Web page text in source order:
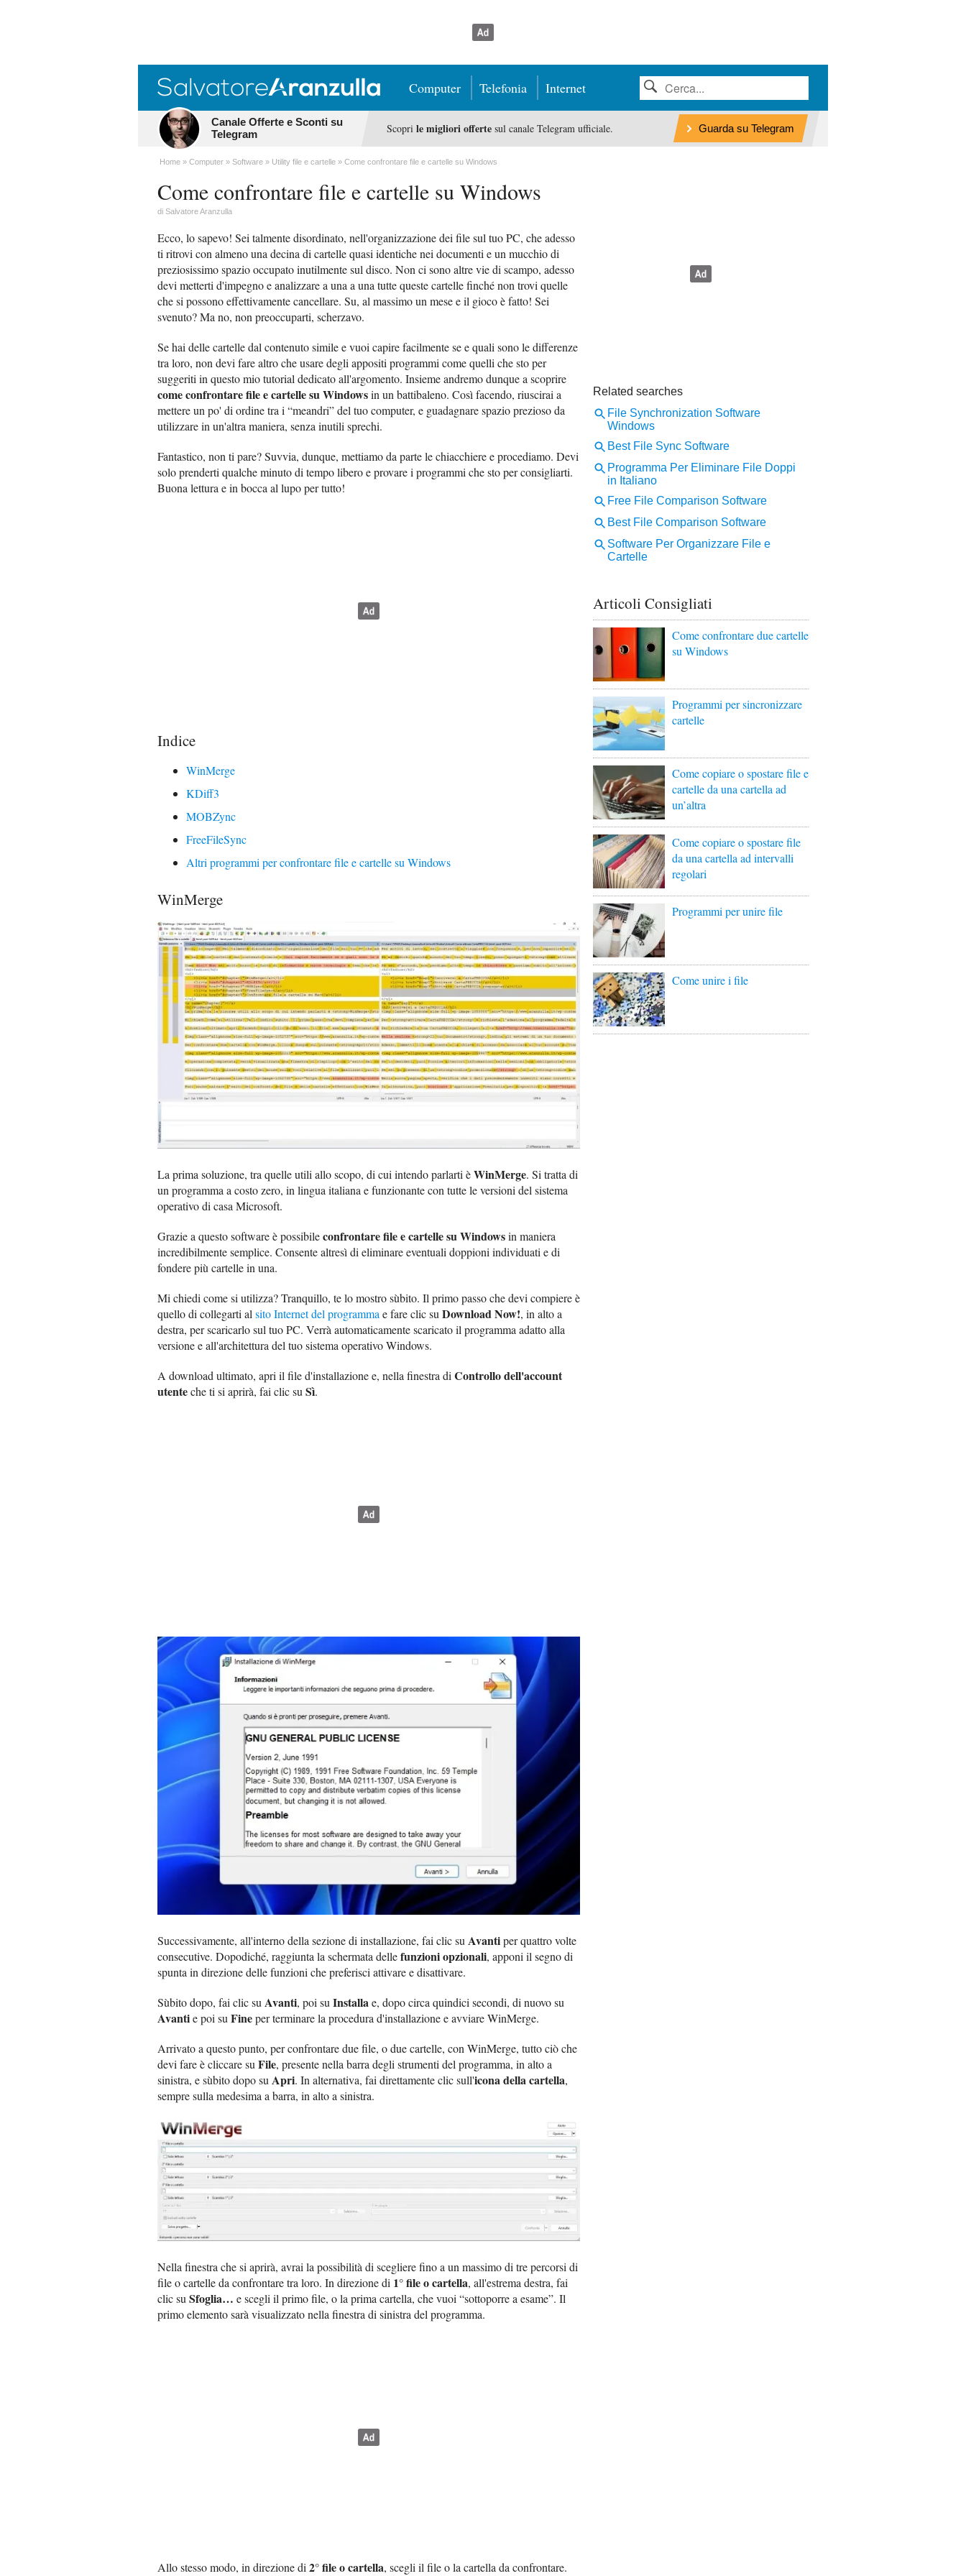
Computer Telefonia Internet
Canale Offerte e Sconti su
Telegram
Scopri le migliori offertesul canale Telegram ufficiale. Guarda su Telegram
Home Computer Software Utility file e cartelle Come confrontare file e cartelle su Windows
Come confrontare file e cartelle su Windows
di Salvatore Aranzulla
Ecco, lo sapevo! Sei talmente disordinato, nell'organizzazione dei file sul tuo PC, che adesso
ti ritrovi con almeno una decina di cartelle quasi identiche nei documenti e un mucchio di
preziosissimo spazio occupato inutilmente sul disco. Non ci sono altre vie di scampo, adesso
devi metterti d'impegno e analizzare a una a una tutte queste cartelle finché non trovi quelle
che si possono effettivamente cancellare. Su, al massimo un mese e il gioco è fatto! Sei
svenuto? Ma no, non preoccuparti, scherzavo.
Se hai delle cartelle dal contenuto simile e vuoi capire facilmente se e quali sono le differenze
tra loro, non devi fare altro che usare degli appositi programmi come quelli che sto per
suggeriti in questo mio tutorial dedicato all'argomento. Insieme andremo dunque a scoprire
come confrontare file e cartelle su Windowsin un battibaleno. Così facendo, riuscirai a
mettere un po' di ordine tra i “meandri” del tuo computer, e guadagnare spazio prezioso da
utilizzare in un'altra maniera, senza inutili sprechi.
Fantastico, non ti pare? Suvvia, dunque, mettiamo da parte le chiacchiere e procediamo. Devi
solo prenderti qualche minuto di tempo libero e provare i programmi che sto per consigliarti.
Buona lettura e in bocca al lupo per tutto!
Indice
WinMerge
KDiff3
MOBZync
FreeFileSync
Altri programmi per confrontare file e cartelle su Windows
WinMerge
La prima soluzione, tra quelle utili allo scopo, di cui intendo parlarti èWinMerge. Si tratta di
un programma a costo zero, in lingua italiana e funzionante con tutte le versioni del sistema
operativo di casa Microsoft.
Grazie a questo software è possibileconfrontare file e cartelle su Windowsin maniera
incredibilmente semplice. Consente altresì di eliminare eventuali doppioni individuati e di
fondere più cartelle in una.
Mi chiedi come si utilizza? Tranquillo, te lo mostro sùbito. Il primo passo che devi compiere è
quello di collegarti al sito Internet del programma e fare clic su Download Now!, in alto a
destra, per scaricarlo sul tuo PC. Verrà automaticamente scaricato il programma adatto alla
versione e all'architettura del tuo sistema operativo Windows.
A download ultimato, apri il file d'installazione e, nella finestra di Controllo dell'account
utenteche ti si aprirà, fai clic su Sì.
Successivamente, all'interno della sezione di installazione, fai clic su Avantiper quattro volte
consecutive. Dopodiché, raggiunta la schermata dellefunzioni opzionali, apponi il segno di
spunta in direzione delle funzioni che preferisci attivare e disattivare.
Sùbito dopo, fai clic su Avanti, poi su Installae, dopo circa quindici secondi, di nuovo su
Avantie poi su Fineper terminare la procedura d'installazione e avviare WinMerge.
Arrivato a questo punto, per confrontare due file, o due cartelle, con WinMerge, tutto ciò che
devi fare è cliccare su File, presente nella barra degli strumenti del programma, in alto a
sinistra, e sùbito dopo su Apri. In alternativa, fai direttamente clic sull'icona della cartella,
sempre sulla medesima a barra, in alto a sinistra.
Nella finestra che si aprirà, avrai la possibilità di scegliere fino a un massimo di tre percorsi di
file o cartelle da confrontare tra loro. In direzione di 1° file o cartella, all'estrema destra, fai
clic suSfoglia… e scegli il primo file, o la prima cartella, che vuoi “sottoporre a esame”. Il
primo elemento sarà visualizzato nella finestra di sinistra del programma.
Allo stesso modo, in direzione di2° file o cartella, scegli il file o la cartella da confrontare.
Articoli Consigliati
Come confrontare due cartelle
su Windows
Programmi per sincronizzare
cartelle
Come copiare o spostare file e
cartelle da una cartella ad
un’altra
Come copiare o spostare file
da una cartella ad intervalli
regolari
Programmi per unire file
Come unire i file